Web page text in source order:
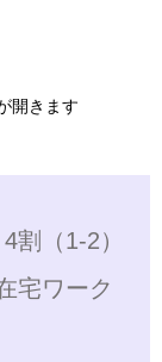
開きます
割（1-2）
宅ワーク